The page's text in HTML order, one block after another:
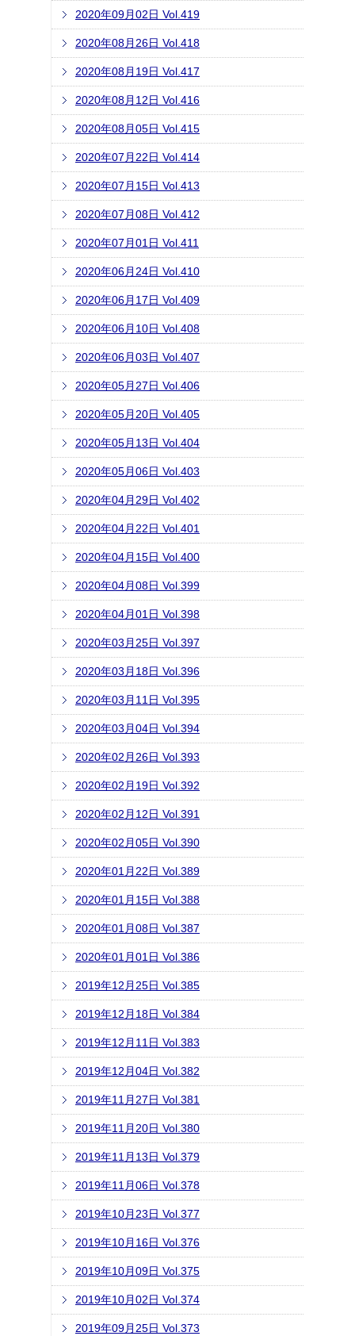
2020年09月02日 Vol.419
2020年08月26日 Vol.418
2020年08月19日 Vol.417
2020年08月12日 Vol.416
2020年08月05日 Vol.415
2020年07月22日 Vol.414
2020年07月15日 Vol.413
2020年07月08日 Vol.412
2020年07月01日 Vol.411
2020年06月24日 Vol.410
2020年06月17日 Vol.409
2020年06月10日 Vol.408
2020年06月03日 Vol.407
2020年05月27日 Vol.406
2020年05月20日 Vol.405
2020年05月13日 Vol.404
2020年05月06日 Vol.403
2020年04月29日 Vol.402
2020年04月22日 Vol.401
2020年04月15日 Vol.400
2020年04月08日 Vol.399
2020年04月01日 Vol.398
2020年03月25日 Vol.397
2020年03月18日 Vol.396
2020年03月11日 Vol.395
2020年03月04日 Vol.394
2020年02月26日 Vol.393
2020年02月19日 Vol.392
2020年02月12日 Vol.391
2020年02月05日 Vol.390
2020年01月22日 Vol.389
2020年01月15日 Vol.388
2020年01月08日 Vol.387
2020年01月01日 Vol.386
2019年12月25日 Vol.385
2019年12月18日 Vol.384
2019年12月11日 Vol.383
2019年12月04日 Vol.382
2019年11月27日 Vol.381
2019年11月20日 Vol.380
2019年11月13日 Vol.379
2019年11月06日 Vol.378
2019年10月23日 Vol.377
2019年10月16日 Vol.376
2019年10月09日 Vol.375
2019年10月02日 Vol.374
2019年09月25日 Vol.373